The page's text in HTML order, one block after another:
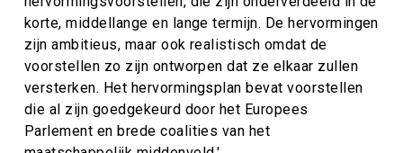
korte, middellange en lange termijn. De hervormingen
zijn ambitieus, maar ook realistisch omdat de
voorstellen zo zijn ontworpen dat ze elkaar zullen
versterken. Het hervormingsplan bevat voorstellen
die al zijn goedgekeurd door het Europees
Parlement en brede coalities van het